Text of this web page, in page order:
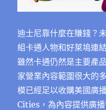
迪士尼靠什麼在賺錢？
組卡通人物和好萊塢連
雖然卡通仍然是主要產
家營業內容範圍很大的
模已經足以收購美國廣
Cities，為內容提供廣播